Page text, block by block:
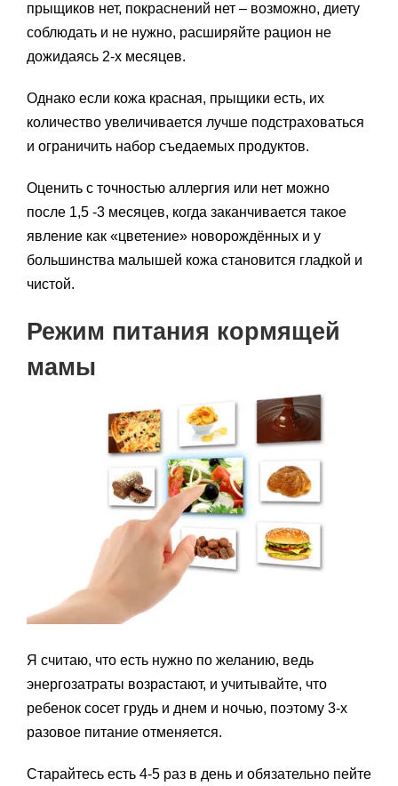
прыщиков нет, покраснений нет – возможно, диету
соблюдать и не нужно, расширяйте рацион не
дожидаясь 2-х месяцев.
Однако если кожа красная, прыщики есть, их
количество увеличивается лучше подстраховаться
и ограничить набор съедаемых продуктов.
Оценить с точностью аллергия или нет можно
после 1,5 -3 месяцев, когда заканчивается такое
явление как «цветение» новорождённых и у
большинства малышей кожа становится гладкой и
чистой.
Режим питания кормящей
мамы
Я считаю, что есть нужно по желанию, ведь
энергозатраты возрастают, и учитывайте, что
ребенок сосет грудь и днем и ночью, поэтому 3-х
разовое питание отменяется.
Старайтесь есть 4-5 раз в день и обязательно пейте